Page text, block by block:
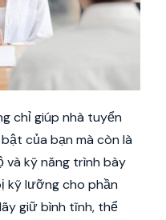
chỉ giúp nhà tuyển
của bạn mà còn là
và kỹ năng trình bày
kỹ lưỡng cho phần
giữ bình tĩnh, thể